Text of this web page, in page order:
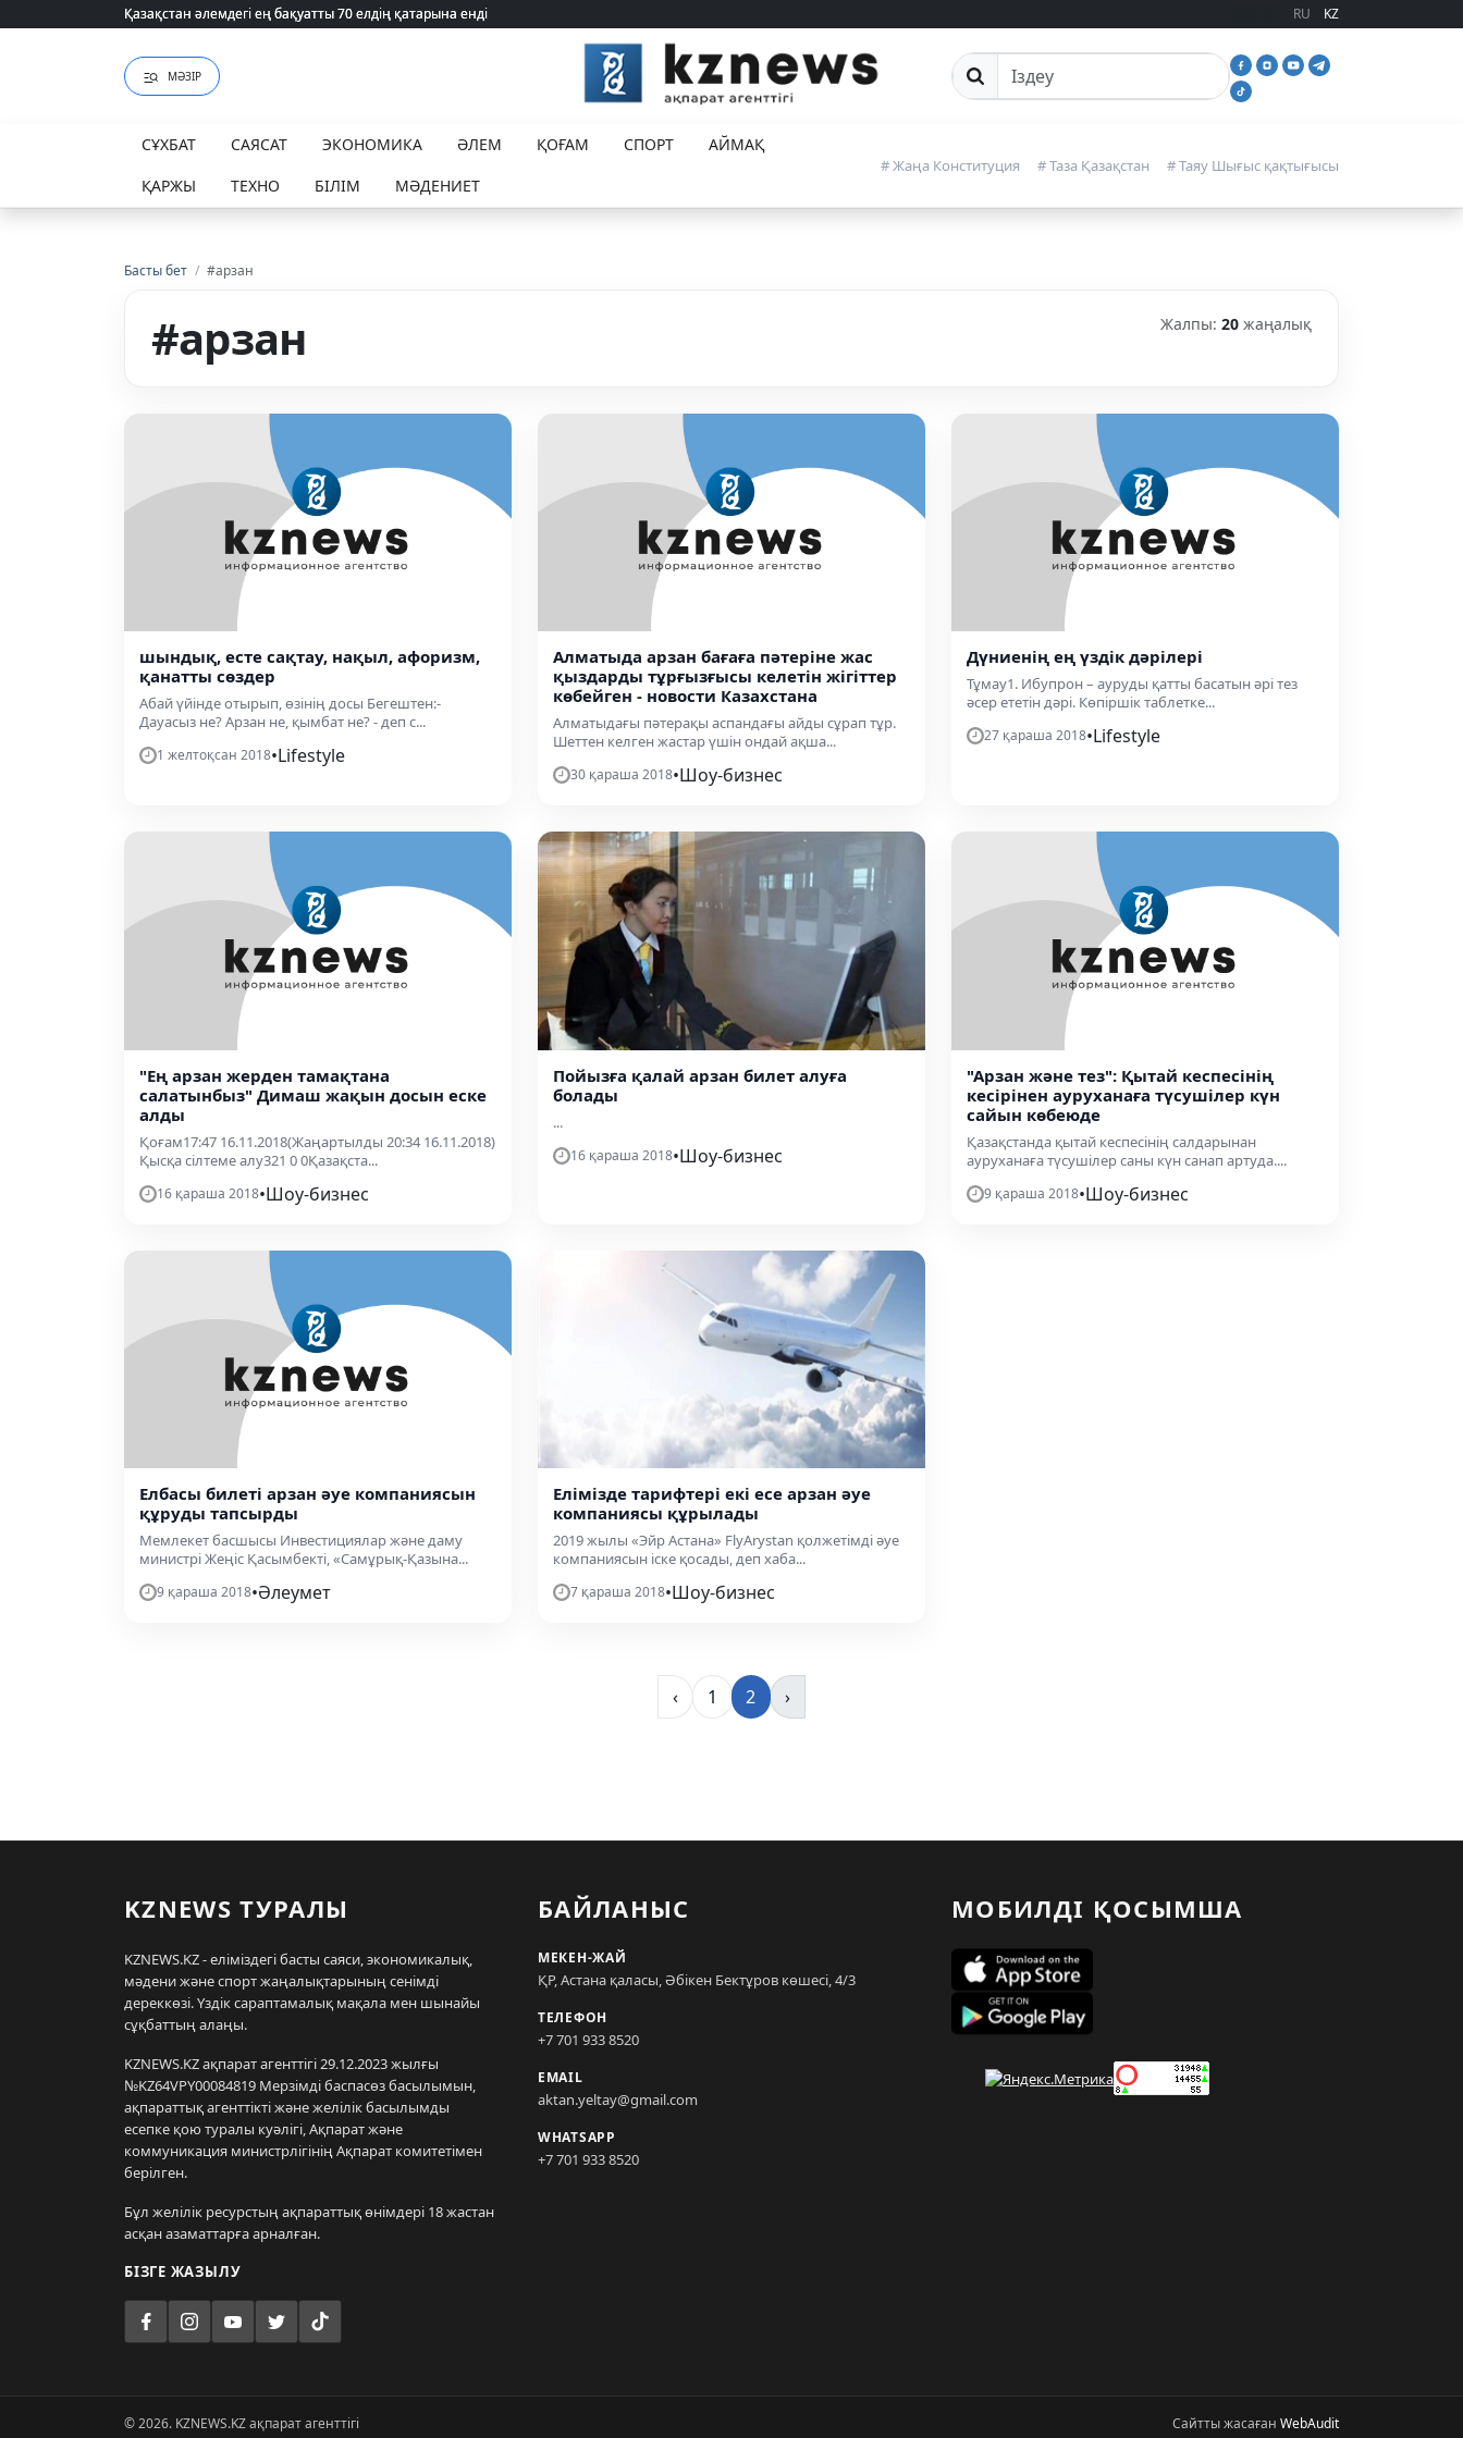
Қазақстан әлемдегі ең бақуатты 70 елдің қатарына енді
Қазақстан әлемдегі ең бақуатты 70 елдің қатарына енді RU KZ
МӘЗІР Сайттан іздеу
СҰХБАТ САЯСАТ ЭКОНОМИКА ӘЛЕМ ҚОҒАМ СПОРТ
АЙМАҚ
ҚАРЖЫ
ТЕХНО БІЛІМ МӘДЕНИЕТ
# Жаңа Конституция # Таза Қазақстан # Таяу Шығыс қақтығысы
Басты бет / #арзан
#арзан Жалпы: 20 жаңалық
шындық, есте сақтау, нақыл, афоризм,
қанатты сөздер
Абай үйінде отырып, өзінің досы Бегештен:-
Дауасыз не? Арзан не, қымбат не? - деп с...
1 желтоқсан 2018•Lifestyle
Алматыда арзан бағаға пәтеріне жас
қыздарды тұрғызғысы келетін жігіттер
көбейген - новости Казахстана
Алматыдағы пәтерақы аспандағы айды сұрап тұр.
Шеттен келген жастар үшін ондай ақша...
30 қараша 2018•Шоу-бизнес
Дүниенің ең үздік дәрілері
Тұмау1. Ибупрон – ауруды қатты басатын әрі тез
әсер ететін дәрі. Көпіршік таблетке...
27 қараша 2018•Lifestyle
"Ең арзан жерден тамақтана
салатынбыз" Димаш жақын досын еске
алды
Қоғам17:47 16.11.2018(Жаңартылды 20:34 16.11.2018)
Қысқа сілтеме алу321 0 0Қазақста...
16 қараша 2018•Шоу-бизнес
Пойызға қалай арзан билет алуға
болады
...
16 қараша 2018•Шоу-бизнес
"Арзан және тез": Қытай кеспесінің
кесірінен ауруханаға түсушілер күн
сайын көбеюде
Қазақстанда қытай кеспесінің салдарынан
ауруханаға түсушілер саны күн санап артуда....
9 қараша 2018•Шоу-бизнес
Елбасы билеті арзан әуе компаниясын
құруды тапсырды
Мемлекет басшысы Инвестициялар және даму
министрі Жеңіс Қасымбекті, «Самұрық-Қазына...
9 қараша 2018•Әлеумет
Елімізде тарифтері екі есе арзан әуе
компаниясы құрылады
2019 жылы «Эйр Астана» FlyArystan қолжетімді әуе
компаниясын іске қосады, деп хаба...
7 қараша 2018•Шоу-бизнес
‹ 1 2 ›
KZNEWS ТУРАЛЫ
KZNEWS.KZ - еліміздегі басты саяси, экономикалық,
мәдени және спорт жаңалықтарының сенімді
дереккөзі. Үздік сараптамалық мақала мен шынайы
сұқбаттың алаңы.
KZNEWS.KZ ақпарат агенттігі 29.12.2023 жылғы
№KZ64VPY00084819 Мерзімді баспасөз басылымын,
ақпараттық агенттікті және желілік басылымды
есепке қою туралы куәлігі, Ақпарат және
коммуникация министрлігінің Ақпарат комитетімен
берілген.
Бұл желілік ресурстың ақпараттық өнімдері 18 жастан
асқан азаматтарға арналған.
БІЗГЕ ЖАЗЫЛУ
БАЙЛАНЫС
МЕКЕН-ЖАЙ
ҚР, Астана қаласы, Әбікен Бектұров көшесі, 4/3
ТЕЛЕФОН
+7 701 933 8520
EMAIL
aktan.yeltay@gmail.com
WHATSAPP
+7 701 933 8520
МОБИЛДІ ҚОСЫМША
© 2026. KZNEWS.KZ ақпарат агенттігі Сайтты жасаған WebAudit